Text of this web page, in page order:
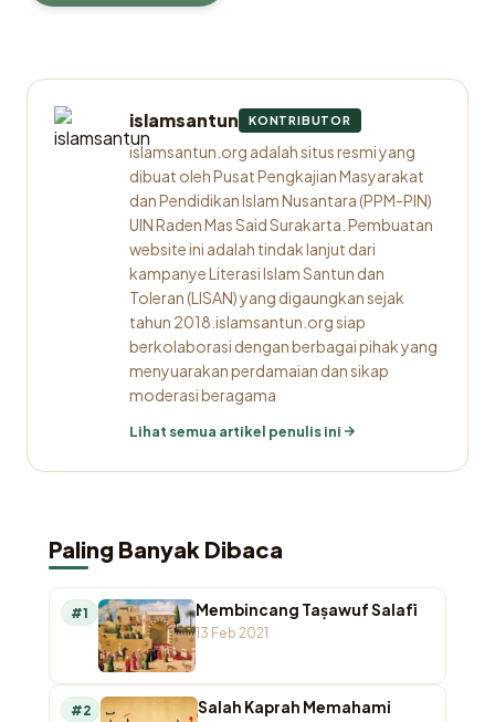
islamsantun KONTRIBUTOR
islamsantun.org adalah situs resmi yang
dibuat oleh Pusat Pengkajian Masyarakat
dan Pendidikan Islam Nusantara (PPM-PIN)
UIN Raden Mas Said Surakarta. Pembuatan
website ini adalah tindak lanjut dari
kampanye Literasi Islam Santun dan
Toleran (LISAN) yang digaungkan sejak
tahun 2018.islamsantun.org siap
berkolaborasi dengan berbagai pihak yang
menyuarakan perdamaian dan sikap
moderasi beragama
Lihat semua artikel penulis ini
Paling Banyak Dibaca
#1 Membincang Taṣawuf Salafī
13 Feb 2021
#2
Salah Kaprah Memahami